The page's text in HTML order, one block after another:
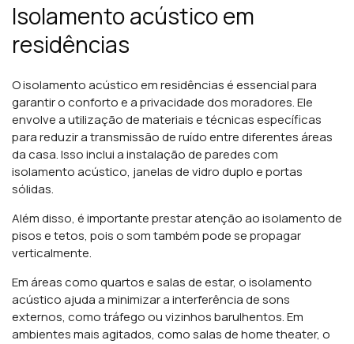
Isolamento acústico em
residências
O isolamento acústico em residências é essencial para
garantir o conforto e a privacidade dos moradores. Ele
envolve a utilização de materiais e técnicas específicas
para reduzir a transmissão de ruído entre diferentes áreas
da casa. Isso inclui a instalação de paredes com
isolamento acústico, janelas de vidro duplo e portas
sólidas.
Além disso, é importante prestar atenção ao isolamento de
pisos e tetos, pois o som também pode se propagar
verticalmente.
Em áreas como quartos e salas de estar, o isolamento
acústico ajuda a minimizar a interferência de sons
externos, como tráfego ou vizinhos barulhentos. Em
ambientes mais agitados, como salas de home theater, o